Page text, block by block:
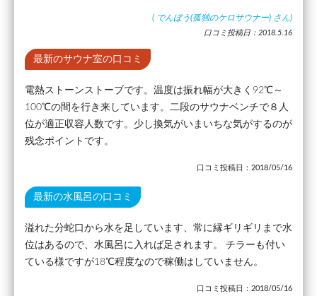
( でんぼう(孤独のケロサウナー) さん)
口コミ投稿日：2018.5.16
最新のサウナ室の口コミ
電熱ストーンストーブです。温度は振れ幅が大きく92℃～
100℃の間を行き来しています。二段のサウナベンチで８人
位が適正収容人数です。少し換気がいまいちな気がするのが
残念ポイントです。
口コミ投稿日：2018/05/16
最新の水風呂の口コミ
溢れた分蛇口から水を足しています、常に縁ギリギリまで水
位はあるので、水風呂に入れば足されます。 チラーも付い
ている様ですが18℃程度なので稼働はしていません。
口コミ投稿日：2018/05/16